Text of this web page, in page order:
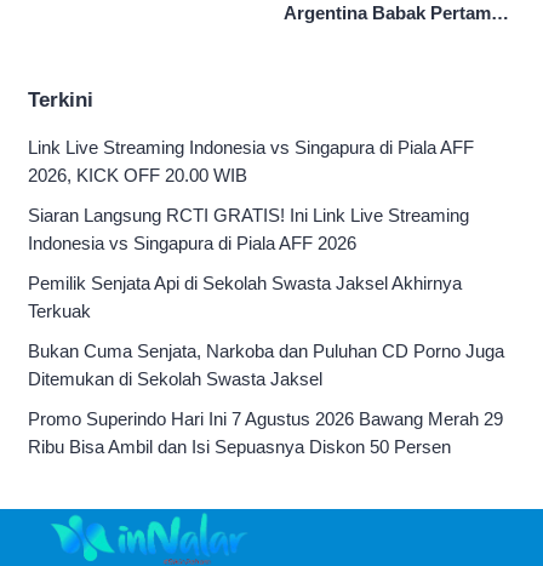
Argentina Babak Pertama
Terkini
Link Live Streaming Indonesia vs Singapura di Piala AFF
2026, KICK OFF 20.00 WIB
Siaran Langsung RCTI GRATIS! Ini Link Live Streaming
Indonesia vs Singapura di Piala AFF 2026
Pemilik Senjata Api di Sekolah Swasta Jaksel Akhirnya
Terkuak
Bukan Cuma Senjata, Narkoba dan Puluhan CD Porno Juga
Ditemukan di Sekolah Swasta Jaksel
Promo Superindo Hari Ini 7 Agustus 2026 Bawang Merah 29
Ribu Bisa Ambil dan Isi Sepuasnya Diskon 50 Persen